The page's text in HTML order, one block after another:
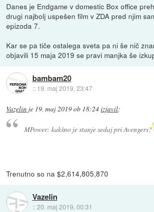
Danes je Endgame v domestic Box office
drugi najbolj uspešen film v ZDA pred njim
epizoda 7.
Kar se pa tiče ostalega sveta pa ni še nič
objavili 15 maja 2019 se pravi manjka še
bambam20
:: 19. maj 2019, 23:47
Vazelin je 19. maj 2019 ob 18:24izjavil:
MPower: kakšno je stanje sedaj pri Avengers?
Trenutno so na $2,614,805,870
Vazelin
::20. maj 2019, 00:31